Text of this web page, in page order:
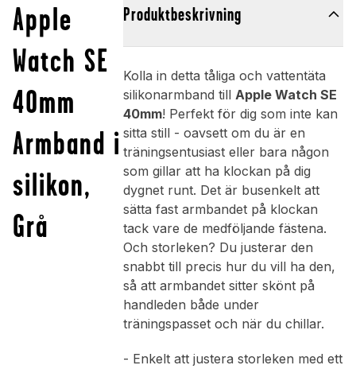
Apple
Watch SE
40mm
Armband i
silikon,
Grå
Produktbeskrivning
Kolla in detta tåliga och vattentäta
silikonarmband till Apple Watch SE
40mm! Perfekt för dig som inte kan
sitta still - oavsett om du är en
träningsentusiast eller bara någon
som gillar att ha klockan på dig
dygnet runt. Det är busenkelt att
sätta fast armbandet på klockan
tack vare de medföljande fästena.
Och storleken? Du justerar den
snabbt till precis hur du vill ha den,
så att armbandet sitter skönt på
handleden både under
träningspasset och när du chillar.
- Enkelt att justera storleken med ett